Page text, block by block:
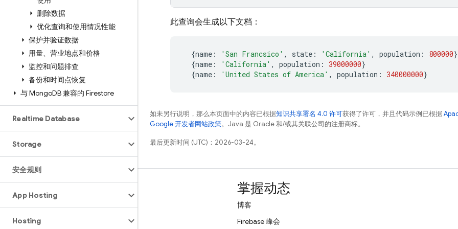
删除数据
优化查询和使用情况性能
保护并验证数据
用量、营业地点和价格
监控和问题排查
备份和时间点恢复
与 MongoDB 兼容的 Firestore
Realtime Database
Storage
安全规则
App Hosting
Hosting
此查询会生成以下文档：
{name : 'San Francsico' , state : 'California' , population : 800000}
{name : 'California' , population : 39000000}
{name : 'United States of America' , population : 340000000}
如未另行说明，那么本页面中的内容已根据知识共享署名 4.0 许可获得了许可，并且代码示例已根据
Google 开发者网站政策。Java 是 Oracle 和/或其关联公司的注册商标。
最后更新时间 (UTC)：2026-03-24。
学习
参考
掌握动态
博客
Firebase 峰会